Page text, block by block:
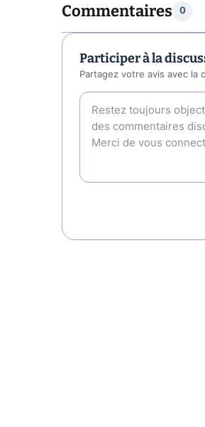
Commentaires 0
Participer à la
Partagez votre avis avec la